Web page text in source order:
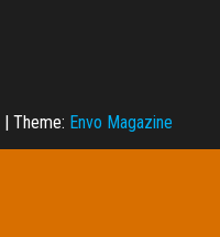
Theme: Envo Magazine